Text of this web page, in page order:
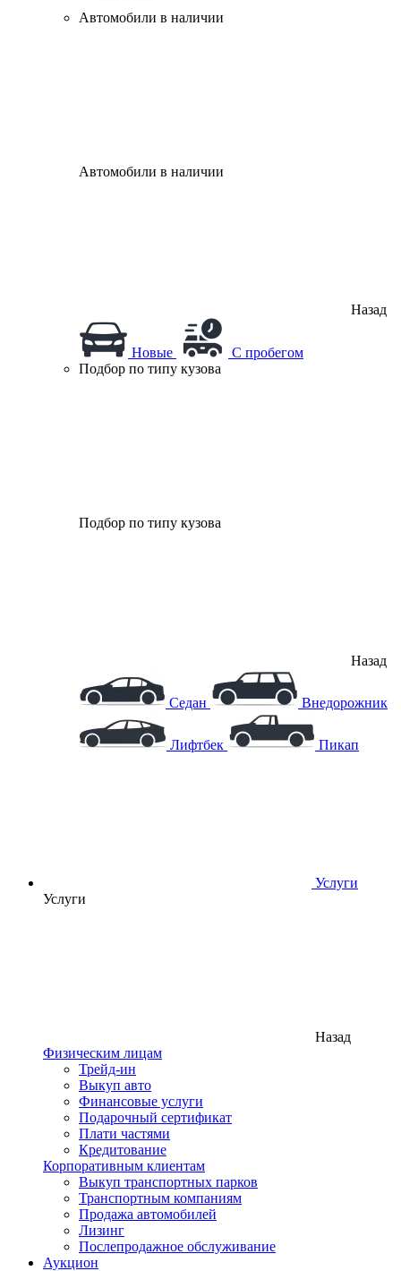
Автомобили в наличии
Автомобили в наличии
Назад
Новые
С пробегом
Подбор по типу кузова
Подбор по типу кузова
Назад
Седан Внедорожник
Лифтбек Пикап
Услуги
Услуги
Назад
Физическим лицам
Трейд-ин
Выкуп авто
Финансовые услуги
Подарочный сертификат
Плати частями
Кредитование
Корпоративным клиентам
Выкуп транспортных парков
Транспортным компаниям
Продажа автомобилей
Лизинг
Послепродажное обслуживание
Аукцион